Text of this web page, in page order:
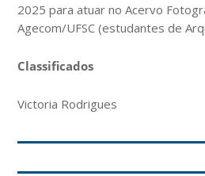
2025 para atuar no Acervo
Agecom/UFSC (estudantes de
Classificados
Victoria Rodrigues